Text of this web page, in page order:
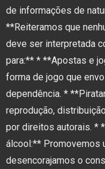
de informações de
**Reiteramos que
deve ser interpretada
para:** * **Apostas e
forma de jogo que
dependência. *
reprodução,
por direitos autorais. *
álcool:** Promovemos
desencorajamos o